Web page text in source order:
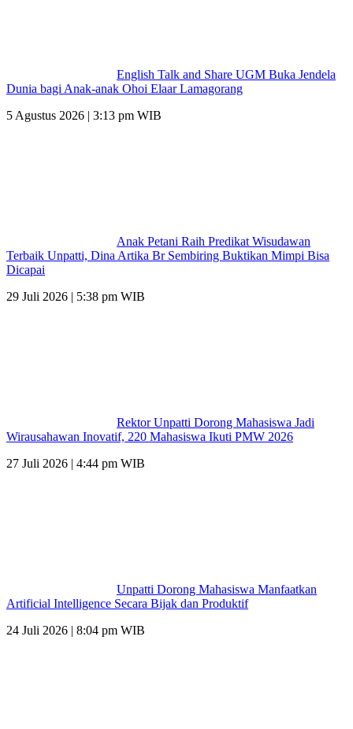
English Talk and Share UGM Buka Jendela
Dunia bagi Anak-anak Ohoi Elaar Lamagorang
5 Agustus 2026 | 3:13 pm WIB
Anak Petani Raih Predikat Wisudawan
Terbaik Unpatti, Dina Artika Br Sembiring Buktikan Mimpi Bisa
Dicapai
29 Juli 2026 | 5:38 pm WIB
Rektor Unpatti Dorong Mahasiswa Jadi
Wirausahawan Inovatif, 220 Mahasiswa Ikuti PMW 2026
27 Juli 2026 | 4:44 pm WIB
Unpatti Dorong Mahasiswa Manfaatkan
Artificial Intelligence Secara Bijak dan Produktif
24 Juli 2026 | 8:04 pm WIB